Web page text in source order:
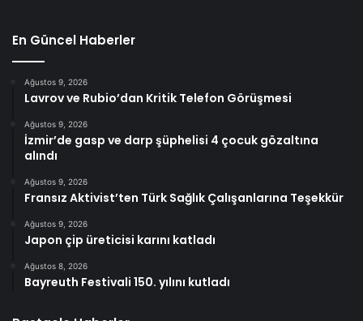
En Güncel Haberler
Ağustos 9, 2026
Lavrov ve Rubio’dan Kritik Telefon Görüşmesi
Ağustos 9, 2026
İzmir’de gasp ve darp şüphelisi 4 çocuk gözaltına
alındı
Ağustos 9, 2026
Fransız Aktivist’ten Türk Sağlık Çalışanlarına Teşekkür
Ağustos 9, 2026
Japon çip üreticisi karını katladı
Ağustos 8, 2026
Bayreuth Festivali 150. yılını kutladı